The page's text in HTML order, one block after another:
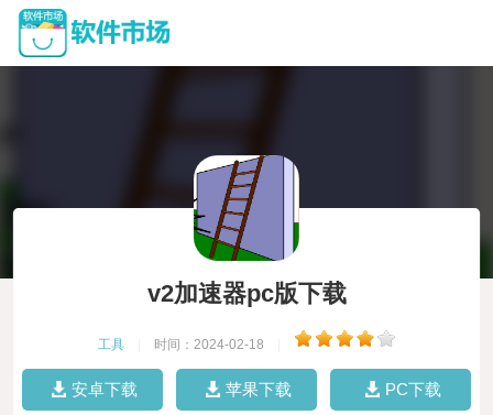
v2加速器pc版下载
工具 时间：2024-02-18
安卓下载 苹果下载 PC下载